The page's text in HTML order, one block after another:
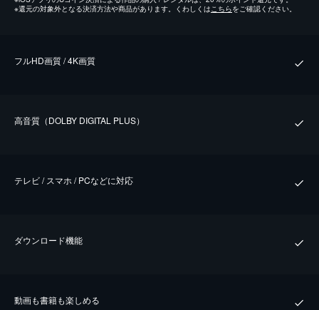
※還元の対象外となる決済方法や商品があります。くわしくはこちらをご確認ください。
フルHD画質 / 4K画質
⾼⾳質（DOLBY DIGITAL PLUS）
テレビ / スマホ / PCなどに対応
ダウンロード機能
動画も書籍も楽しめる